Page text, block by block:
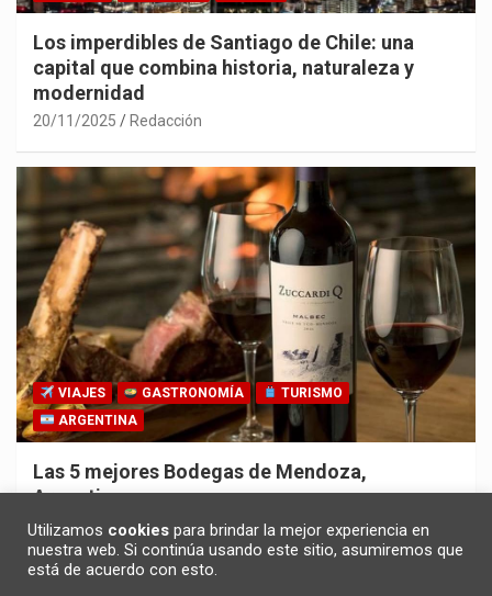
Los imperdibles de Santiago de Chile: una
capital que combina historia, naturaleza y
modernidad
20/11/2025 Redacción
VIAJES GASTRONOMÍA
TURISMO
ARGENTINA
Las 5 mejores Bodegas de Mendoza,
Argentina
30/10/2025 Redacción
Utilizamos cookies para brindar la mejor experiencia en
nuestra web. Si continúa usando este sitio, asumiremos que
está de acuerdo con esto.